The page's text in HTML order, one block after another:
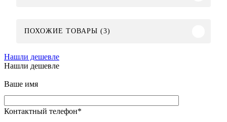
ПОХОЖИЕ ТОВАРЫ (3)
Нашли дешевле
Нашли дешевле
Ваше имя
Контактный телефон*